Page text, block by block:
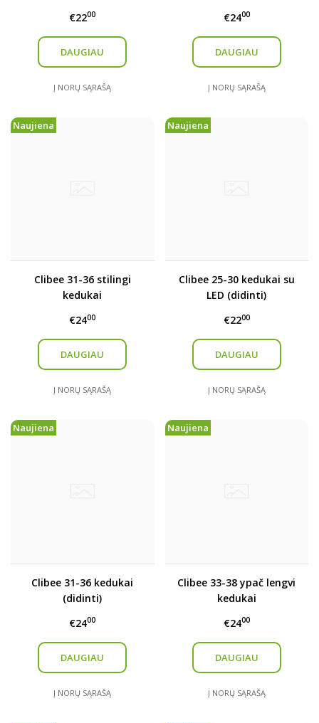
€2200
DAUGIAU
Į NORŲ SĄRAŠĄ
€2400
DAUGIAU
Į NORŲ SĄRAŠĄ
Naujiena
Clibee 31-36 stilingi
kedukai
€2400
DAUGIAU
Į NORŲ SĄRAŠĄ
Naujiena
Clibee 25-30 kedukai su
LED (didinti)
€2200
DAUGIAU
Į NORŲ SĄRAŠĄ
Naujiena
Clibee 31-36 kedukai
(didinti)
€2400
DAUGIAU
Į NORŲ SĄRAŠĄ
Naujiena
Clibee 33-38 ypač lengvi
kedukai
€2400
DAUGIAU
Į NORŲ SĄRAŠĄ